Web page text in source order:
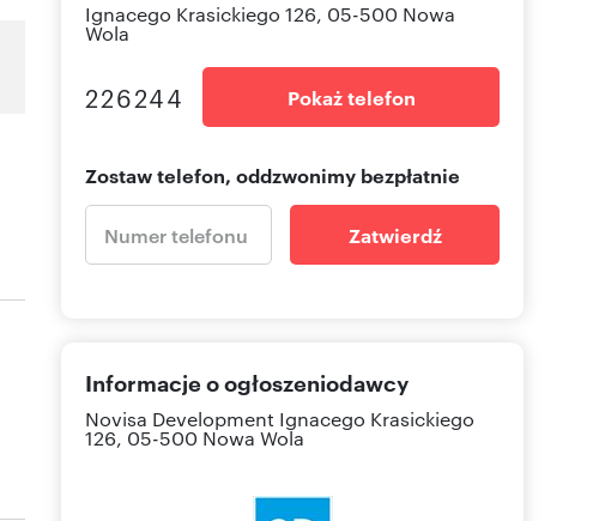
Ignacego Krasickiego 126, 05-500 Nowa
Wola
226244 Pokaż telefon
Zostaw telefon, oddzwonimy bezpłatnie
Zatwierdź
Informacje o ogłoszeniodawcy
Novisa Development Ignacego Krasickiego
126, 05-500 Nowa Wola